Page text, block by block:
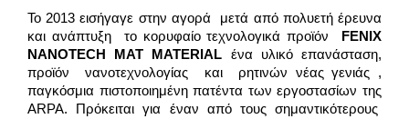
Το 2013 εισήγαγε στην αγορά μετά από πολυετή έρευνα
και ανάπτυξη το κορυφαίο τεχνολογικά προϊόν FENIX
NANOTECH
MAT MATERIAL ένα υλικό επανάσταση,
προϊόν νανοτεχνολογίας και ρητινών νέας γενιάς ,
παγκόσμια πιστοποιημένη πατέντα των εργοστασίων της
ARPA. Πρόκειται για έναν από τους σημαντικότερους